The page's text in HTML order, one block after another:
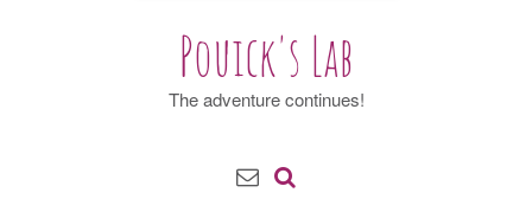
Pouick's Lab
The adventure continues!